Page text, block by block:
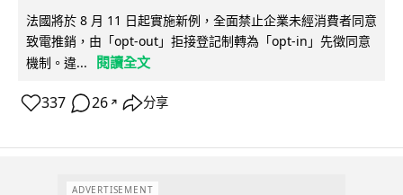
法國將於 8 月 11 日起實施新例，全面禁止企業未經消費者同意
致電推銷，由「opt-out」拒接登記制轉為「opt-in」先徵同意
機制。違...
閱讀全文
337 26 ↗ 分享
ADVERTISEMENT